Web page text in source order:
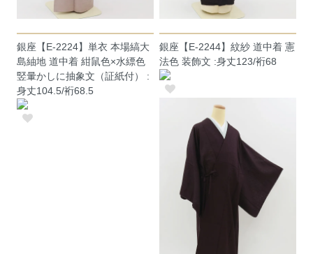
銀座【E-2224】単衣 本場縞大
島紬地 道中着 紺鼠色×水縹色
竪暈かしに抽象文（証紙付） :
身丈104.5/裄68.5
銀座【E-2244】紋紗 道中着 憲
法色 装飾文 :身丈123/裄68